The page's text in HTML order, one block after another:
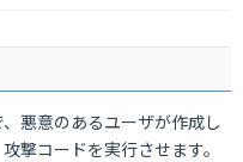
悪意のあるユーザが作成し
撃コードを実行させます。